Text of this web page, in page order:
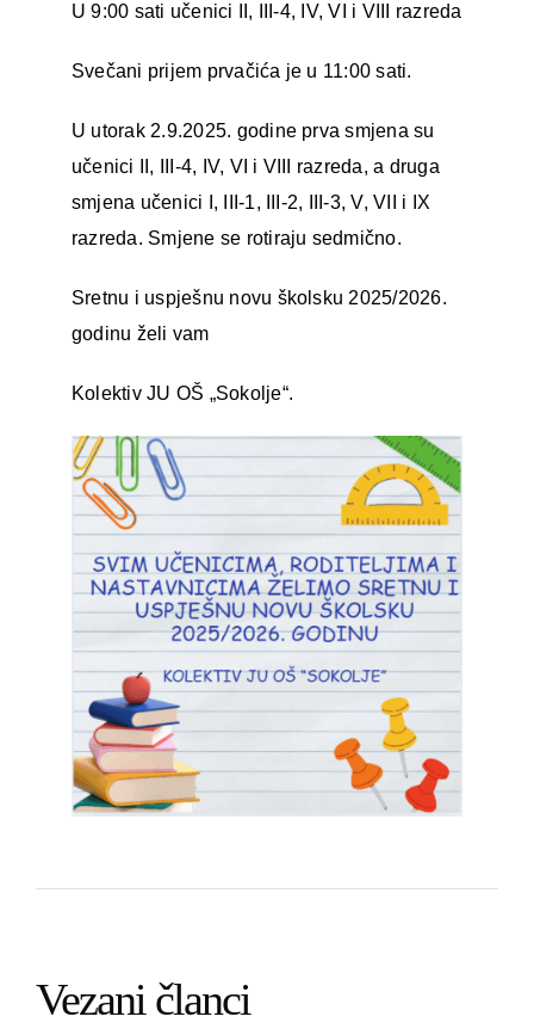
U 9:00 sati učenici II, III-4, IV, VI i VIII razreda
Svečani prijem prvačića je u 11:00 sati.
U utorak 2.9.2025. godine prva smjena su
učenici II, III-4, IV, VI i VIII razreda, a druga
smjena učenici I, III-1, III-2, III-3, V, VII i IX
razreda. Smjene se rotiraju sedmično.
Sretnu i uspješnu novu školsku 2025/2026.
godinu želi vam
Kolektiv JU OŠ „Sokolje“.
Vezani članci